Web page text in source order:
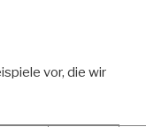
vor, die wir